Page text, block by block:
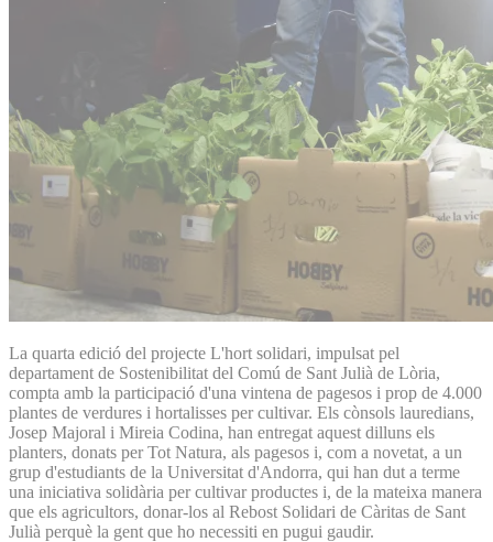
La quarta edició del projecte L'hort solidari, impulsat pel
departament de Sostenibilitat del Comú de Sant Julià de Lòria,
compta amb la participació d'una vintena de pagesos i prop de 4.000
plantes de verdures i hortalisses per cultivar. Els cònsols lauredians,
Josep Majoral i Mireia Codina, han entregat aquest dilluns els
planters, donats per Tot Natura, als pagesos i, com a novetat, a un
grup d'estudiants de la Universitat d'Andorra, qui han dut a terme
una iniciativa solidària per cultivar productes i, de la mateixa manera
que els agricultors, donar-los al Rebost Solidari de Càritas de Sant
Julià perquè la gent que ho necessiti en pugui gaudir.